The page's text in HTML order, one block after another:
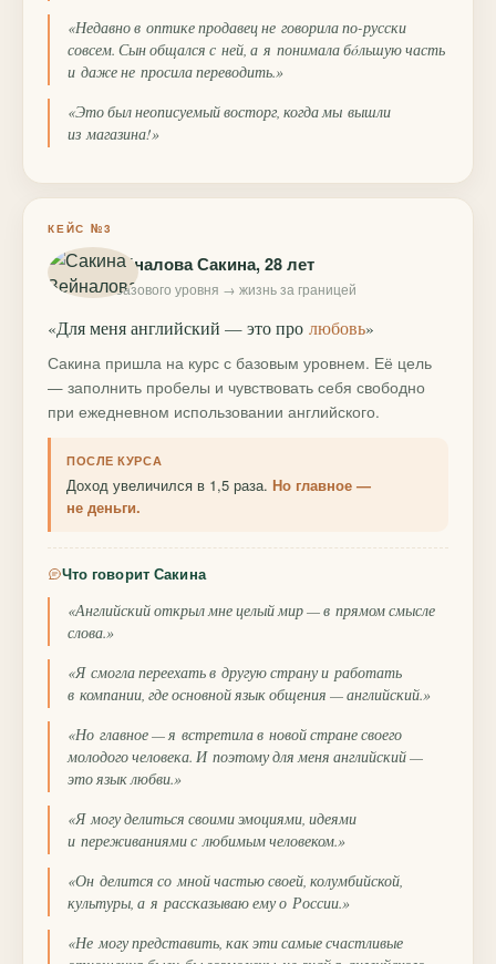
«Недавно в оптике продавец не говорила по-русски
совсем. Сын общался с ней, а я понимала бóльшую часть
и даже не просила переводить.»
«Это был неописуемый восторг, когда мы вышли
из магазина!»
КЕЙС №3
Зейналова Сакина, 28 лет
с базового уровня → жизнь за границей
«Для меня английский — это про любовь»
Сакина пришла на курс с базовым уровнем. Её цель
— заполнить пробелы и чувствовать себя свободно
при ежедневном использовании английского.
ПОСЛЕ КУРСА
Доход увеличился в 1,5 раза. Но главное —
не деньги.
Что говорит Сакина
«Английский открыл мне целый мир — в прямом смысле
слова.»
«Я смогла переехать в другую страну и работать
в компании, где основной язык общения — английский.»
«Но главное — я встретила в новой стране своего
молодого человека. И поэтому для меня английский —
это язык любви.»
«Я могу делиться своими эмоциями, идеями
и переживаниями с любимым человеком.»
«Он делится со мной частью своей, колумбийской,
культуры, а я рассказываю ему о России.»
«Не могу представить, как эти самые счастливые